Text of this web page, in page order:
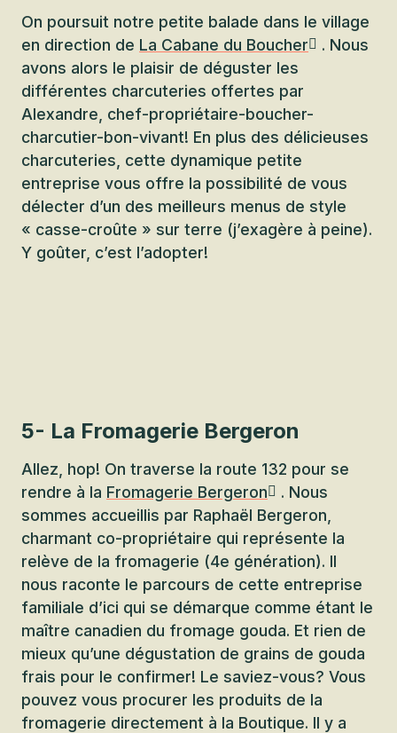
On poursuit notre petite balade dans le village
en direction de La Cabane du Boucher
. Nous
avons alors le plaisir de déguster les
différentes charcuteries offertes par
Alexandre, chef-propriétaire-boucher-
charcutier-bon-vivant! En plus des délicieuses
charcuteries, cette dynamique petite
entreprise vous offre la possibilité de vous
délecter d’un des meilleurs menus de style
« casse-croûte » sur terre (j’exagère à peine).
Y goûter, c’est l’adopter!
5- La Fromagerie Bergeron
Allez, hop! On traverse la route 132 pour se
rendre à la Fromagerie Bergeron
. Nous
sommes accueillis par Raphaël Bergeron,
charmant co-propriétaire qui représente la
relève de la fromagerie (4e génération). Il
nous raconte le parcours de cette entreprise
familiale d’ici qui se démarque comme étant le
maître canadien du fromage gouda. Et rien de
mieux qu’une dégustation de grains de gouda
frais pour le confirmer! Le saviez-vous? Vous
pouvez vous procurer les produits de la
fromagerie directement à la Boutique. Il y a